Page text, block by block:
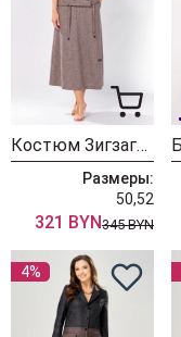
Костюм ЗигзагСтиль 608-1 меланжевый
Размеры:
50,52
321 BYN345 BYN
4%